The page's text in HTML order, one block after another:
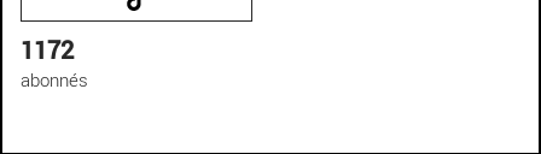
1172
abonnés